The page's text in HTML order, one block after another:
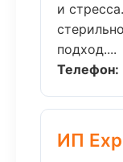
и
подход....
Телефон:
ИП